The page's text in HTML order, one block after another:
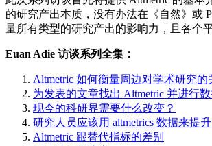
的研究产出本质，没有办法在《自然》或
量所有类型的研究产出的影响力，且各个
Euan Adie 访谈系列全集：
Altmetric 如何衡量周边对学术研究的
为发表的文章找出 Altmetric 并进行
现今的科研界需要什么改变？
研究人员应该用 altmetrics 数据来提
Altmetric 跟替代指标的差别